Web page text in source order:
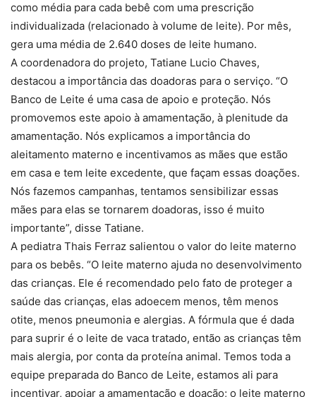
como média para cada bebê com uma prescrição
individualizada (relacionado à volume de leite). Por mês,
gera uma média de 2.640 doses de leite humano.
A coordenadora do projeto, Tatiane Lucio Chaves,
destacou a importância das doadoras para o serviço. “O
Banco de Leite é uma casa de apoio e proteção. Nós
promovemos este apoio à amamentação, à plenitude da
amamentação. Nós explicamos a importância do
aleitamento materno e incentivamos as mães que estão
em casa e tem leite excedente, que façam essas doações.
Nós fazemos campanhas, tentamos sensibilizar essas
mães para elas se tornarem doadoras, isso é muito
importante”, disse Tatiane.
A pediatra Thais Ferraz salientou o valor do leite materno
para os bebês. “O leite materno ajuda no desenvolvimento
das crianças. Ele é recomendado pelo fato de proteger a
saúde das crianças, elas adoecem menos, têm menos
otite, menos pneumonia e alergias. A fórmula que é dada
para suprir é o leite de vaca tratado, então as crianças têm
mais alergia, por conta da proteína animal. Temos toda a
equipe preparada do Banco de Leite, estamos ali para
incentivar, apoiar a amamentação e doação; o leite materno